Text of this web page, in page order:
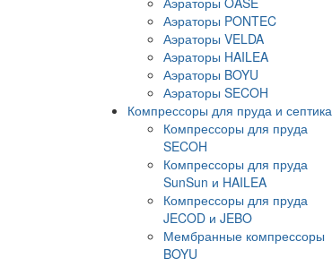
Аэраторы PONTEC
Аэраторы VELDA
Аэраторы HAILEA
Аэраторы BOYU
Аэраторы SECOH
Компрессоры для пруда и септика
Компрессоры для пруда
SECOH
Компрессоры для пруда
SunSun и HAILEA
Компрессоры для пруда
JECOD и JEBO
Мембранные компрессоры
BOYU